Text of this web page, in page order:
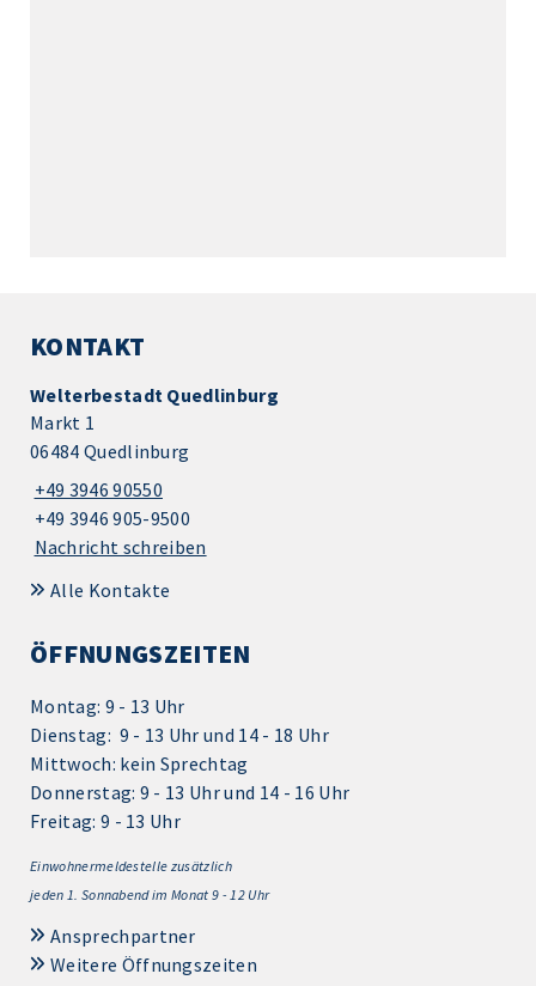
KONTAKT
Welterbestadt Quedlinburg
Markt 1
06484 Quedlinburg
+49 3946 90550
+49 3946 905-9500
Nachricht schreiben
Alle Kontakte
ÖFFNUNGSZEITEN
Montag: 9 - 13 Uhr
Dienstag: 9 - 13 Uhr und 14 - 18 Uhr
Mittwoch: kein Sprechtag
Donnerstag: 9 - 13 Uhr und 14 - 16 Uhr
Freitag: 9 - 13 Uhr
Einwohnermeldestelle zusätzlich
jeden 1. Sonnabend im Monat 9 - 12 Uhr
Ansprechpartner
Weitere Öffnungszeiten